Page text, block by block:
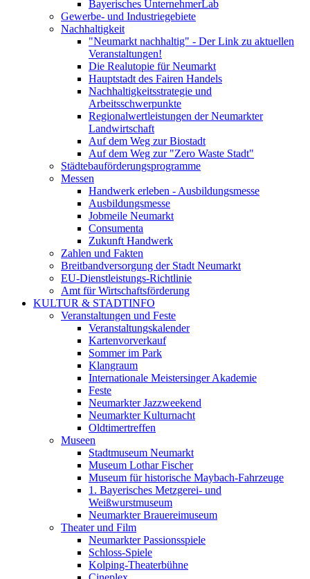
Bayerisches UnternehmerLab
Gewerbe- und Industriegebiete
Nachhaltigkeit
"Neumarkt nachhaltig" - Der Link zu aktuellen
Veranstaltungen!
Die Realutopie für Neumarkt
Hauptstadt des Fairen Handels
Nachhaltigkeitsstrategie und
Arbeitsschwerpunkte
Regionalwertleistungen der Neumarkter
Landwirtschaft
Auf dem Weg zur Biostadt
Auf dem Weg zur "Zero Waste Stadt"
Städtebauförderungsprogramme
Messen
Handwerk erleben - Ausbildungsmesse
Ausbildungsmesse
Jobmeile Neumarkt
Consumenta
Zukunft Handwerk
Zahlen und Fakten
Breitbandversorgung der Stadt Neumarkt
EU-Dienstleistungs-Richtlinie
Amt für Wirtschaftsförderung
KULTUR & STADTINFO
Veranstaltungen und Feste
Veranstaltungskalender
Kartenvorverkauf
Sommer im Park
Klangraum
Internationale Meistersinger Akademie
Feste
Neumarkter Jazzweekend
Neumarkter Kulturnacht
Oldtimertreffen
Museen
Stadtmuseum Neumarkt
Museum Lothar Fischer
Museum für historische Maybach-Fahrzeuge
1. Bayerisches Metzgerei- und
Weißwurstmuseum
Neumarkter Brauereimuseum
Theater und Film
Neumarkter Passionsspiele
Schloss-Spiele
Kolping-Theaterbühne